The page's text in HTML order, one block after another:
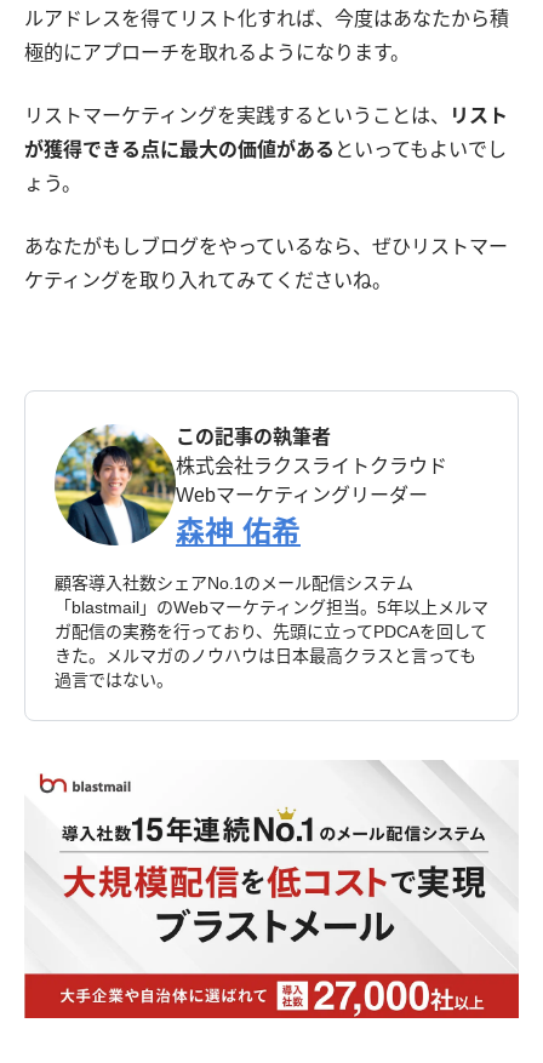
ルアドレスを得てリスト化すれば、今度はあなたから積
極的にアプローチを取れるようになります。
リストマーケティングを実践するということは、
リスト
が獲得できる点に最大の価値がある といってもよいでし
ょう。
あなたがもしブログをやっているなら、ぜひリストマー
ケティングを取り入れてみてくださいね。
この記事の執筆者
株式会社ラクスライトクラウド
Webマーケティングリーダー
森神 佑希
顧客導入社数シェアNo.1のメール配信システム
「blastmail」のWebマーケティング担当。5年以上メルマ
ガ配信の実務を行っており、先頭に立ってPDCAを回して
きた。メルマガのノウハウは日本最高クラスと言っても
過言ではない。